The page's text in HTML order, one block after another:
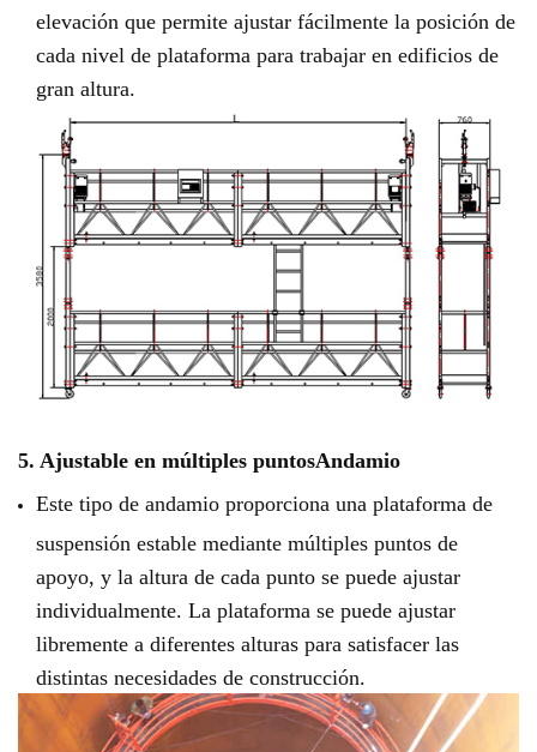
elevación que permite ajustar fácilmente la posición de
cada nivel de plataforma para trabajar en edificios de
gran altura.
5. Ajustable en múltiples puntosAndamio
Este tipo de andamio proporciona una plataforma de
suspensión estable mediante múltiples puntos de
apoyo, y la altura de cada punto se puede ajustar
individualmente. La plataforma se puede ajustar
libremente a diferentes alturas para satisfacer las
distintas necesidades de construcción.